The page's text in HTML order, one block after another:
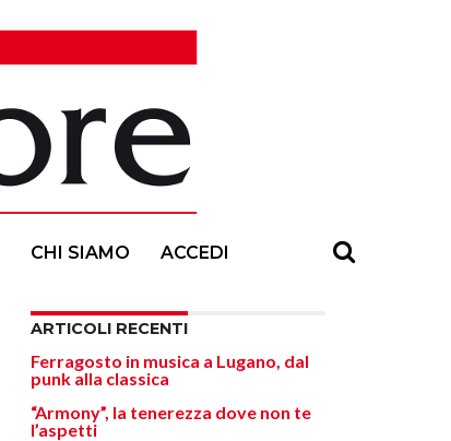
CHI SIAMO ACCEDI
ARTICOLI RECENTI
Ferragosto in musica a Lugano, dal
punk alla classica
“Armony”, la tenerezza dove non te
l’aspetti